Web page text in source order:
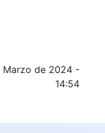
ratifican su
Marzo de 2024 -
14:54